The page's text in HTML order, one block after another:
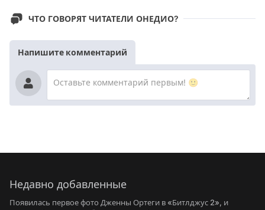
ЧТО ГОВОРЯТ ЧИТАТЕЛИ ОНЕДИО?
Напишите комментарий
Недавно добавленные
Появилась первое фото Дженны Ортеги в «Битлджус 2», и